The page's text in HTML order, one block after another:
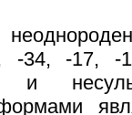
-34, -17,
и